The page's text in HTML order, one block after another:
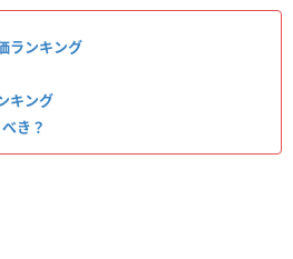
ランキング
キング
き？